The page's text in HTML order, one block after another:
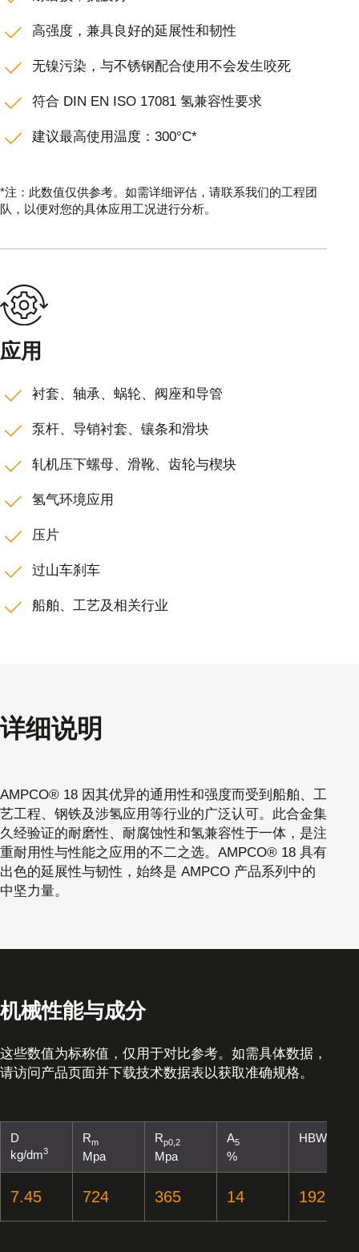
高强度，兼具良好的延展性和韧性
无镍污染，与不锈钢配合使用不会发生咬死
符合 DIN EN ISO 17081 氢兼容性要求
建议最高使用温度：300°C*
*注：此数值仅供参考。如需详细评估，请联系我们的工程团
队，以便对您的具体应用工况进行分析。
应用
衬套、轴承、蜗轮、阀座和导管
泵杆、导销衬套、镶条和滑块
轧机压下螺母、滑靴、齿轮与楔块
氢气环境应用
压片
过山车刹车
船舶、工艺及相关行业
详细说明
AMPCO® 18 因其优异的通用性和强度而受到船舶、工
艺工程、钢铁及涉氢应用等行业的广泛认可。此合金集
久经验证的耐磨性、耐腐蚀性和氢兼容性于一体，是注
重耐用性与性能之应用的不二之选。AMPCO® 18 具有
出色的延展性与韧性，始终是 AMPCO 产品系列中的
中坚力量。
机械性能与成分
这些数值为标称值，仅用于对比参考。如需具体数据，
请访问产品页面并下载技术数据表以获取准确规格。
D
kg/dm3
Rm
Mpa
Rp0,2
Mpa
A5
%
HBW
7.45 724 365 14 192